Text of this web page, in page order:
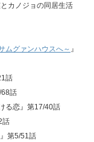
カノジョの同居生活
ムグァンハウスへ～ 』
話
68話
る恋』第17/40話
話
』第5/51話